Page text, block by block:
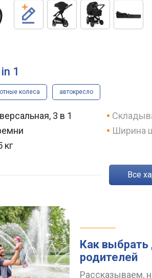
1
колеса автокресло
3 в 1
Ширина
кг
Все
Как
родителей
Рассказываем,